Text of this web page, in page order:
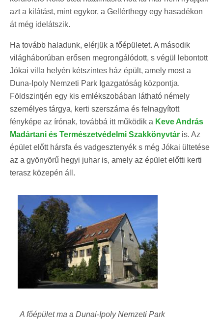
azt a kilátást, mint egykor, a Gellérthegy egy hasadékon
át még idelátszik.
Ha tovább haladunk, elérjük a főépületet. A második
világháborúban erősen megrongálódott, s végül lebontott
Jókai villa helyén kétszintes ház épült, amely most a
Duna-Ipoly Nemzeti Park Igazgatóság központja.
Földszintjén egy kis emlékszobában látható némely
személyes tárgya, kerti szerszáma és felnagyított
fényképe az írónak, továbbá itt működik a Keve András
Madártani és Természetvédelmi Szakkönyvtár is. Az
épület előtt hársfa és vadgesztenyék s még Jókai ültetése
az a gyönyörű hegyi juhar is, amely az épület előtti kerti
terasz közepén áll.
A főépület ma a Dunai-Ipoly Nemzeti Park